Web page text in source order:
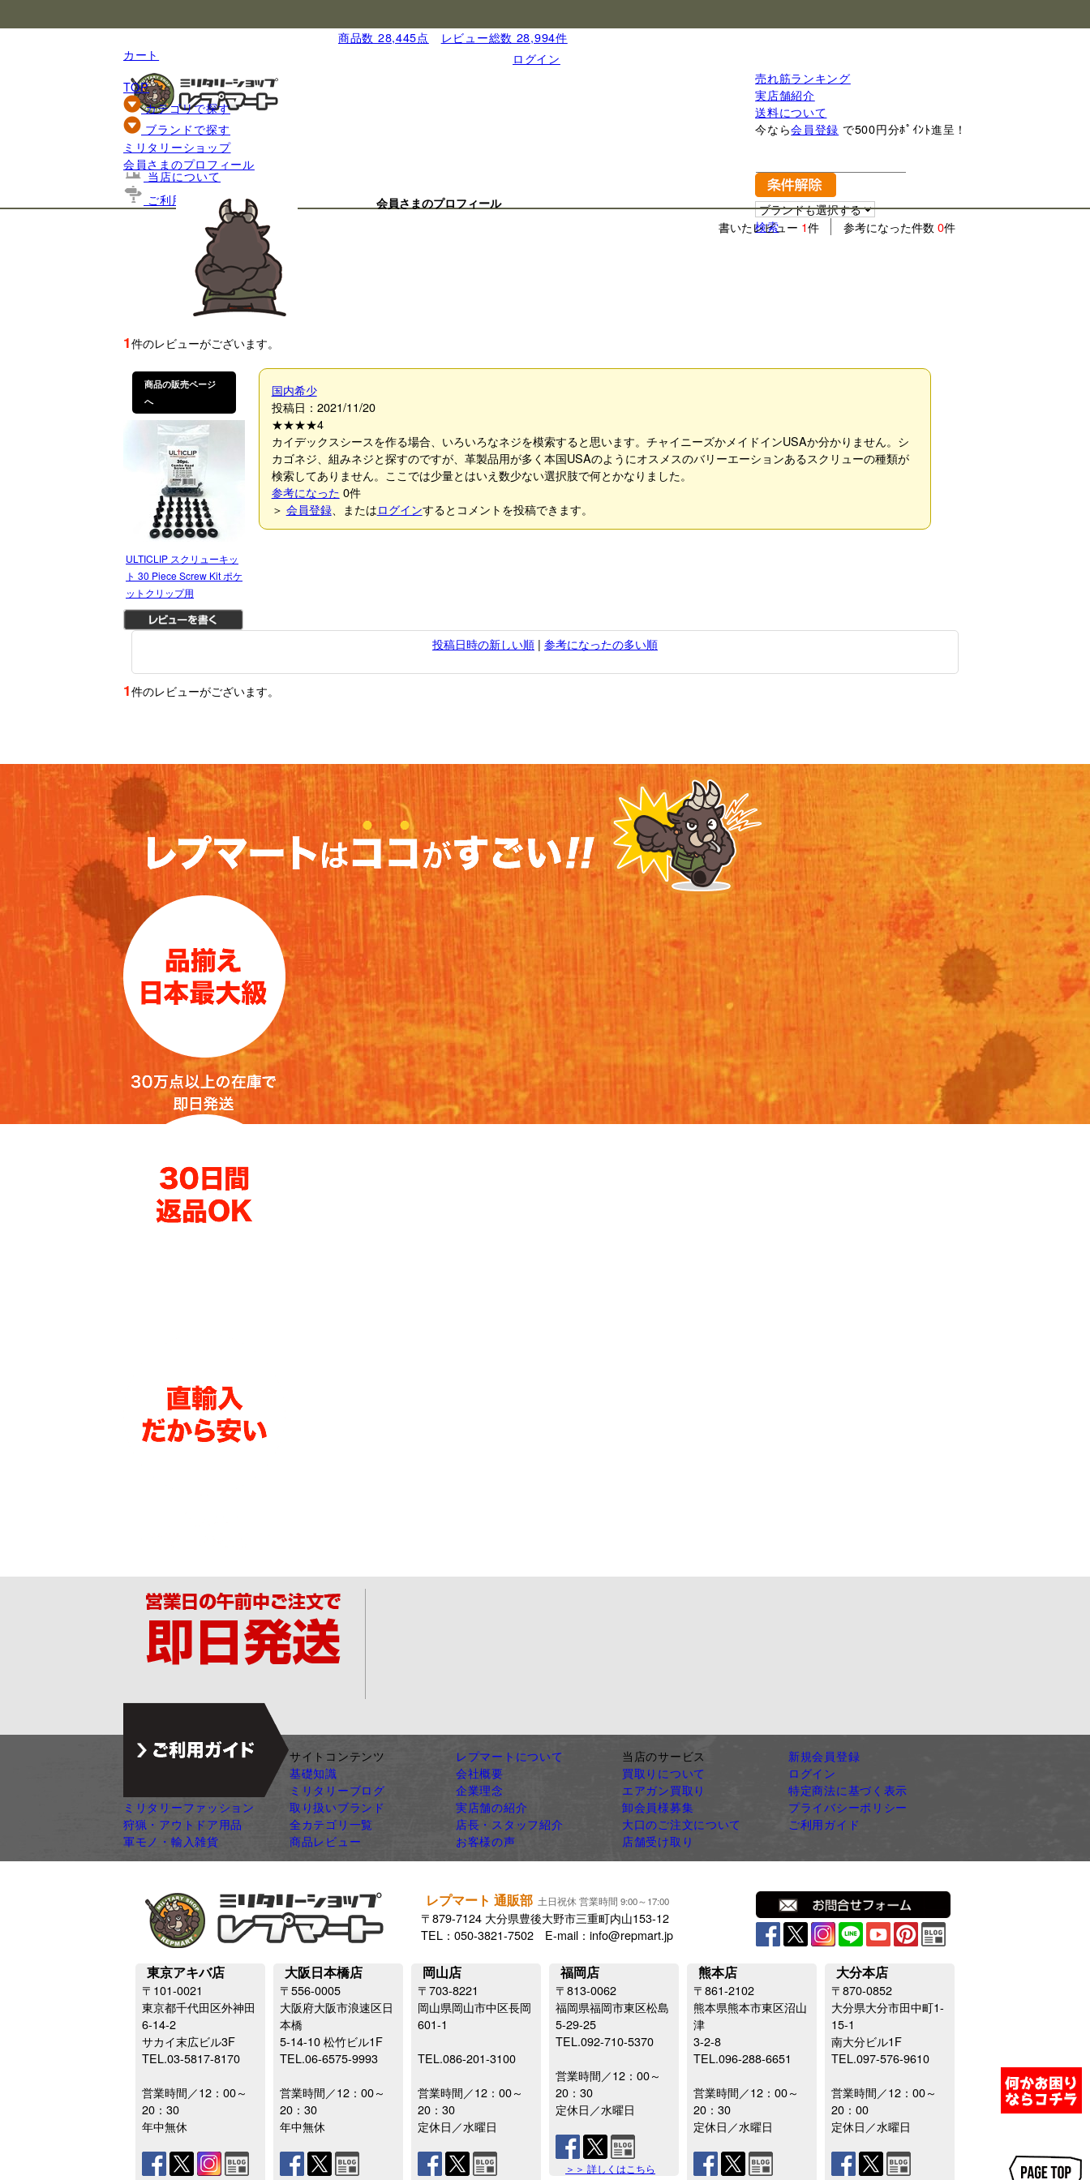
商品数 28,445点
レビュー総数 28,994件
ログイン
カート
売れ筋ランキング
実店舗紹介
送料について
今なら会員登録 で500円分ﾎﾟｲﾝﾄ進呈！
検索
TOP
カテゴリで探す
ブランドで探す
基礎知識
当店について
ご利用ガイド
ミリタリーショップ
会員さまのプロフィール
会員さまのプロフィール
書いたレビュー 1件 参考になった件数 0件
1件のレビューがございます。
商品の販売ページ
へ
ULTICLIP スクリューキッ
ト 30 Piece Screw Kit ポケ
ットクリップ用
国内希少
投稿日：2021/11/20
★★★★4
カイデックスシースを作る場合、いろいろなネジを模索すると思います。チャイニーズかメイドインUSAか分かりません。シ
カゴネジ、組みネジと探すのですが、革製品用が多く本国USAのようにオスメスのバリーエーションあるスクリューの種類が
検索してありません。ここでは少量とはいえ数少ない選択肢で何とかなりました。
参考になった 0件
＞ 会員登録、またはログインするとコメントを投稿できます。
投稿日時の新しい順 | 参考になったの多い順
1件のレビューがございます。
ジャンル別カテゴリ
ミリタリーファッション
狩猟・アウトドア用品
軍モノ・輸入雑貨
サイトコンテンツ
基礎知識
ミリタリーブログ
取り扱いブランド
全カテゴリ一覧
商品レビュー
レプマートについて
会社概要
企業理念
実店舗の紹介
店長・スタッフ紹介
お客様の声
当店のサービス
買取りについて
エアガン買取り
卸会員様募集
大口のご注文について
店舗受け取り
新規会員登録
ログイン
特定商法に基づく表示
プライバシーポリシー
ご利用ガイド
レプマート 通販部 土日祝休 営業時間 9:00～17:00
〒879-7124 大分県豊後大野市三重町内山153-12
TEL：050-3821-7502 E-mail：info@repmart.jp
東京アキバ店
〒101-0021
東京都千代田区外神田
6-14-2
サカイ末広ビル3F
TEL.03-5817-8170
営業時間／12：00～
20：30
年中無休
大阪日本橋店
〒556-0005
大阪府大阪市浪速区日
本橋
5-14-10 松竹ビル1F
TEL.06-6575-9993
営業時間／12：00～
20：30
年中無休
岡山店
〒703-8221
岡山県岡山市中区長岡
601-1
TEL.086-201-3100
営業時間／12：00～
20：30
定休日／水曜日
福岡店
〒813-0062
福岡県福岡市東区松島
5-29-25
TEL.092-710-5370
営業時間／12：00～
20：30
定休日／水曜日
＞＞ 詳しくはこちら
熊本店
〒861-2102
熊本県熊本市東区沼山
津
3-2-8
TEL.096-288-6651
営業時間／12：00～
20：30
定休日／水曜日
大分本店
〒870-0852
大分県大分市田中町1-
15-1
南大分ビル1F
TEL.097-576-9610
営業時間／12：00～
20：00
定休日／水曜日